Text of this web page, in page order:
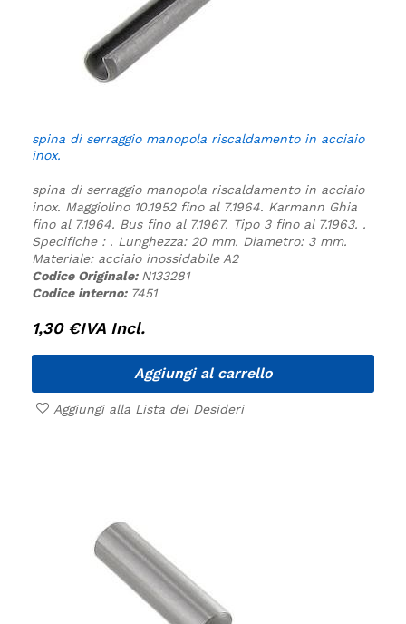
spina di serraggio manopola riscaldamento in acciaio
inox.
spina di serraggio manopola riscaldamento in acciaio
inox. Maggiolino 10.1952 fino al 7.1964. Karmann Ghia
fino al 7.1964. Bus fino al 7.1967. Tipo 3 fino al 7.1963. .
Specifiche : . Lunghezza: 20 mm. Diametro: 3 mm.
Materiale: acciaio inossidabile A2
Codice Originale: N133281
Codice interno: 7451
1,30 €IVA Incl.
Aggiungi al carrello
Aggiungi alla Lista dei Desideri